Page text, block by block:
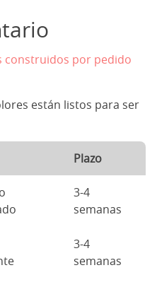
construidos por pedido
están listos para ser
Plazo
3-4
semanas
3-4
semanas